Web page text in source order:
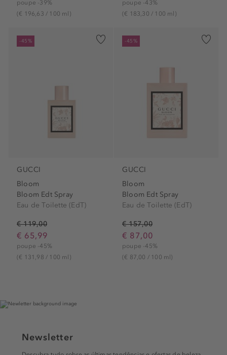
poupe -39%
(€ 196,63 / 100 ml)
poupe -43%
(€ 183,30 / 100 ml)
-45%
GUCCI
Bloom
Bloom Edt Spray
Eau de Toilette (EdT)
€ 119,00
€ 65,99
poupe -45%
(€ 131,98 / 100 ml)
-45%
GUCCI
Bloom
Bloom Edt Spray
Eau de Toilette (EdT)
€ 157,00
€ 87,00
poupe -45%
(€ 87,00 / 100 ml)
Newsletter